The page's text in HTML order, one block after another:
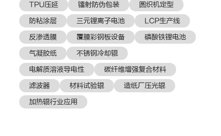
TPU压延
镭射防伪包装
圆织机定型
防粘涂层
三元锂离子电池
LCP生产线
反渗透膜
覆膜彩钢板设备
磷酸铁锂电池
气凝胶纸
不锈钢冷却辊
电解质溶液导电性
碳纤维增强复合材料
滤波器
材料试验辊
造纸厂压光辊
加热辊行业应用